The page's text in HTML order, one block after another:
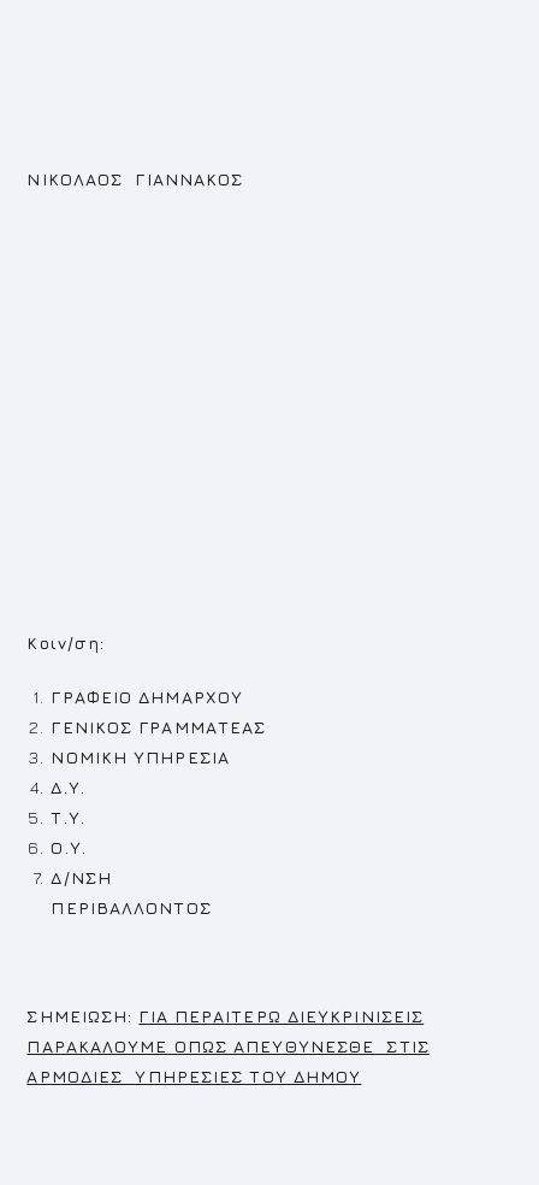
ΝΙΚΟΛΑΟΣ ΓΙΑΝΝΑΚΟΣ
Κοιν/ση:
ΓΡΑΦΕΙΟ ΔΗΜΑΡΧΟΥ
ΓΕΝΙΚΟΣ ΓΡΑΜΜΑΤΕΑΣ
ΝΟΜΙΚΗ ΥΠΗΡΕΣΙΑ
Δ.Υ.
Τ.Υ.
Ο.Υ.
Δ/ΝΣΗ
ΠΕΡΙΒΑΛΛΟΝΤΟΣ
ΣΗΜΕΙΩΣΗ: ΓΙΑ ΠΕΡΑΙΤΕΡΩ ΔΙΕΥΚΡΙΝΙΣΕΙΣ
ΠΑΡΑΚΑΛΟΥΜΕ ΟΠΩΣ ΑΠΕΥΘΥΝΕΣΘΕ ΣΤΙΣ
ΑΡΜΟΔΙΕΣ ΥΠΗΡΕΣΙΕΣ ΤΟΥ ΔΗΜΟΥ